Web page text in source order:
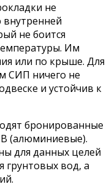
не
внутренней
не боится
Им
или по крыше. Для
СИП ничего не
и устойчив к
бронированные
(алюминиевые).
для данных целей
грунтовых вод, а